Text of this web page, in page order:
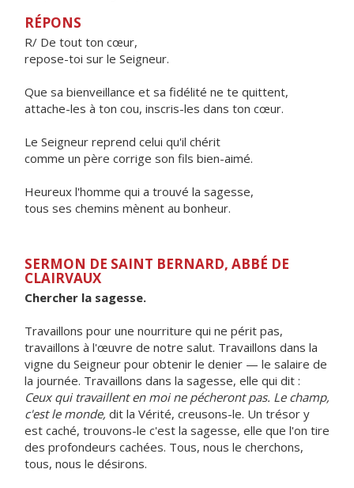
RÉPONS
R/ De tout ton cœur,
repose-toi sur le Seigneur.
Que sa bienveillance et sa fidélité ne te quittent,
attache-les à ton cou, inscris-les dans ton cœur.
Le Seigneur reprend celui qu'il chérit
comme un père corrige son fils bien-aimé.
Heureux l'homme qui a trouvé la sagesse,
tous ses chemins mènent au bonheur.
SERMON DE SAINT BERNARD, ABBÉ DE
CLAIRVAUX
Chercher la sagesse.
Travaillons pour une nourriture qui ne périt pas,
travaillons à l'œuvre de notre salut. Travaillons dans la
vigne du Seigneur pour obtenir le denier — le salaire de
la journée. Travaillons dans la sagesse, elle qui dit :
Ceux qui travaillent en moi ne pécheront pas. Le champ,
c'est le monde, dit la Vérité, creusons-le. Un trésor y
est caché, trouvons-le c'est la sagesse, elle que l'on tire
des profondeurs cachées. Tous, nous le cherchons,
tous, nous le désirons.